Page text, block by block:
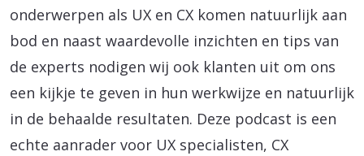
onderwerpen als UX en CX komen natuurlijk aan
bod en naast waardevolle inzichten en tips van
de experts nodigen wij ook klanten uit om ons
een kijkje te geven in hun werkwijze en natuurlijk
in de behaalde resultaten. Deze podcast is een
echte aanrader voor UX specialisten, CX